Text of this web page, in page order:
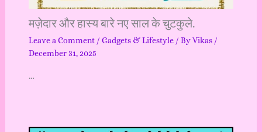
मज़ेदार और हास्य बारे नए साल के चुटकुले.
Leave a Comment / Gadgets & Lifestyle/ ByVikas /
December 31, 2025
…